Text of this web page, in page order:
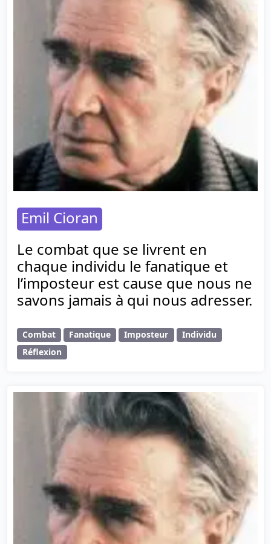
Emil Cioran
Le combat que se livrent en
chaque individu le fanatique et
l’imposteur est cause que nous ne
savons jamais à qui nous adresser.
Combat Fanatique Imposteur
Individu
Réflexion